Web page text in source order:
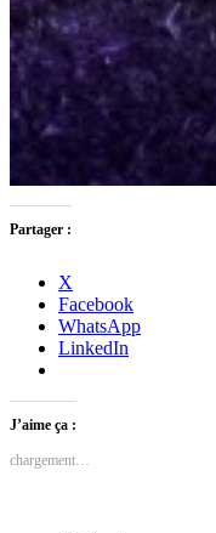
Partager :
X
Facebook
WhatsApp
LinkedIn
J’aime ça :
chargement…